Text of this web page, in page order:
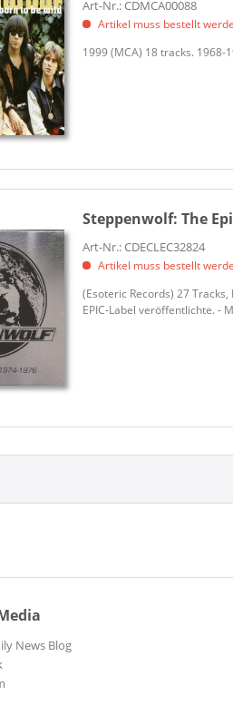
Art-Nr.: CDMCA00088
Artikel muss bestellt
1999 (MCA) 18 tracks. 1968-
Steppenwolf:The
Art-Nr.: CDECLEC32824
Artikel muss bestellt
(Esoteric Records) 27
EPIC-Label veröffentlichte. -
News Blog